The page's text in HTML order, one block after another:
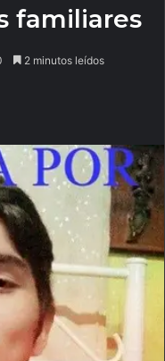
familiares
2 minutos leídos